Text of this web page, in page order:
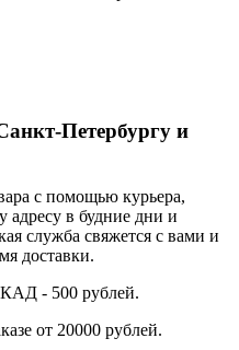
Петербургу и
с помощью курьера,
адресу в будние дни и
служба свяжется с вами и
доставки.
КАД - 500 рублей.
от 20000 рублей.